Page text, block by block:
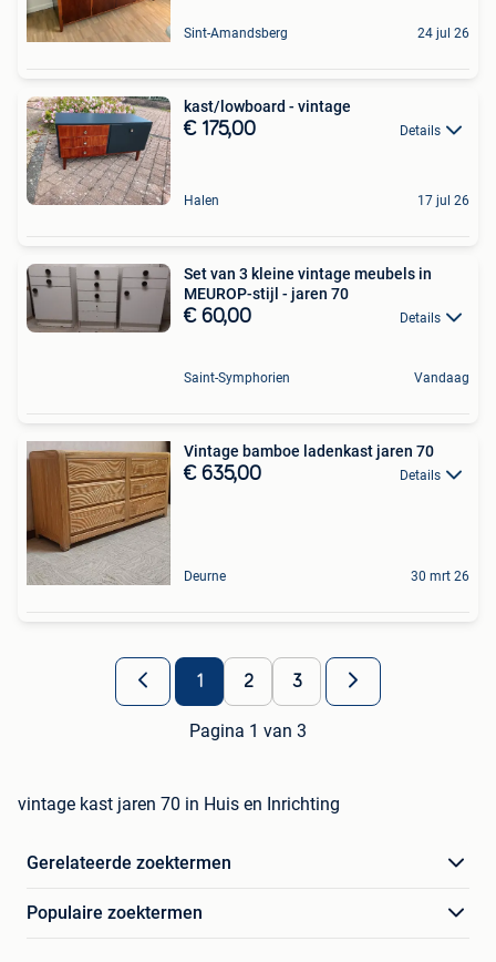
Sint-Amandsberg 24 jul 26
kast/lowboard - vintage
€ 175,00 Details
Halen 17 jul 26
Set van 3 kleine vintage meubels in
MEUROP-stijl - jaren 70
€ 60,00 Details
Saint-Symphorien Vandaag
Vintage bamboe ladenkast jaren 70
€ 635,00 Details
Deurne 30 mrt 26
1 2 3
Pagina 1 van 3
vintage kast jaren 70 in Huis en Inrichting
Gerelateerde zoektermen
Populaire zoektermen